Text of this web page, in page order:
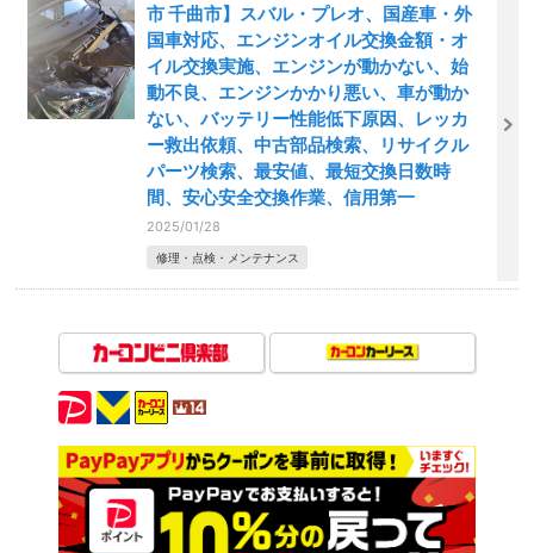
市 千曲市】スバル・プレオ、国産車・外
国車対応、エンジンオイル交換金額・オ
イル交換実施、エンジンが動かない、始
動不良、エンジンかかり悪い、車が動か
ない、バッテリー性能低下原因、レッカ
ー救出依頼、中古部品検索、リサイクル
パーツ検索、最安値、最短交換日数時
間、安心安全交換作業、信用第一
2025/01/28
修理・点検・メンテナンス